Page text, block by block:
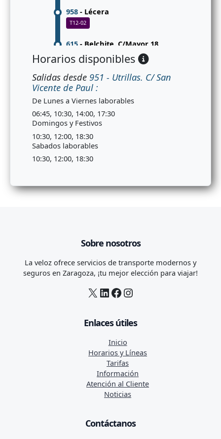
958- Lécera
T12-02
615- Belchite. C/Mayor 18
T12-02 T12-51
549_N- Belchite. C/Mayor 78
T12-02 T12-03
T12-02
955- Cartuja Baja
T12-02
T12-02 T12-03 T12-20
Horarios disponibles
Salidas desde 951 - Utrillas. C/ San
Vicente de Paul :
De Lunes a Viernes laborables
06:45, 10:30, 14:00, 17:30
Domingos y Festivos
10:30, 12:00, 18:30
Sabados laborables
10:30, 12:00, 18:30
Sobre nosotros
La veloz ofrece servicios de transporte modernos y
seguros en Zaragoza, ¡tu mejor elección para viajar!
X LinkedIn
Facebook
Instagram
Enlaces útiles
Inicio
Horarios y Líneas
Tarifas
Información
Atención al Cliente
Noticias
Contáctanos